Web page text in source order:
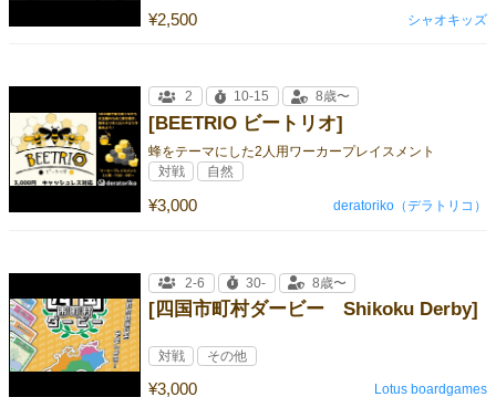
¥2,500 シャオキッズ
[BEETRIO ビートリオ]
蜂をテーマにした2人用ワーカープレイスメント
¥3,000
2 10-15 8歳〜
対戦 自然
deratoriko（デラトリコ）
[四国市町村ダービー Shikoku Derby]
¥3,000
2-6 30- 8歳〜
対戦 その他
Lotus boardgames